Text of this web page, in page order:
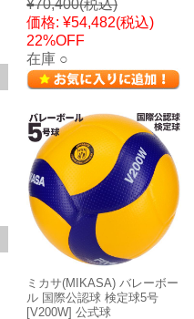
¥70,400(税込)
価格: ¥54,482(税込)
22%OFF
在庫 ○
ミカサ(MIKASA) バレーボー
ル 国際公認球 検定球5号
[V200W] 公式球